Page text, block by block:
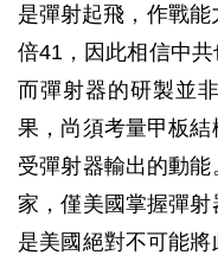
是彈射起飛，作戰
倍41，因此相信中
而彈射器的研製並
果，尚須考量甲板
受彈射器輸出的動
家，僅美國掌握彈
是美國絕對不可能